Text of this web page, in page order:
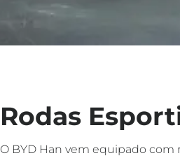
Rodas
O BYD Han vem equipado com